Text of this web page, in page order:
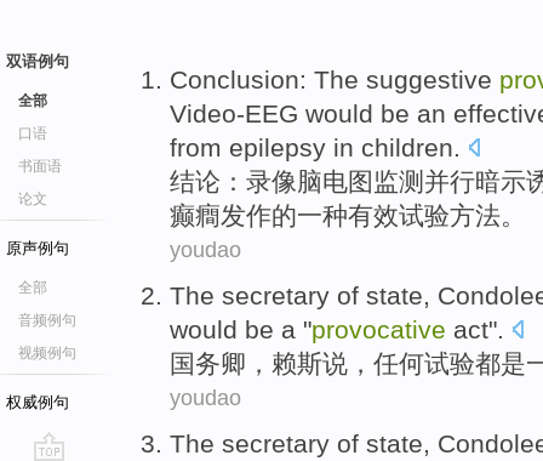
双语例句
全部
口语
书面语
论文
原声例句
全部
音频例句
视频例句
权威例句
Conclusion: The suggestive
Video-EEG would be an
from epilepsy in children.
结论 ：录像脑电图 监测并行暗示
癫癎发作的一种有效试验方法。
youdao
The secretary of state,
would be a "provocative act".
国务卿 ， 赖斯说 ， 任何试验都是
youdao
The secretary of state